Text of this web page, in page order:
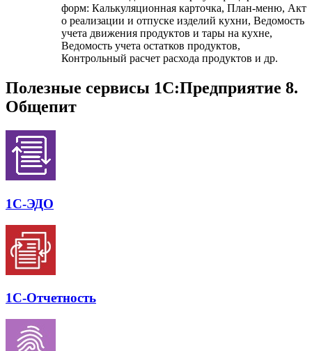
форм: Калькуляционная карточка, План-меню, Акт
о реализации и отпуске изделий кухни, Ведомость
учета движения продуктов и тары на кухне,
Ведомость учета остатков продуктов,
Контрольный расчет расхода продуктов и др.
Полезные сервисы 1С:Предприятие 8.
Общепит
1С-ЭДО
1С-Отчет­ность